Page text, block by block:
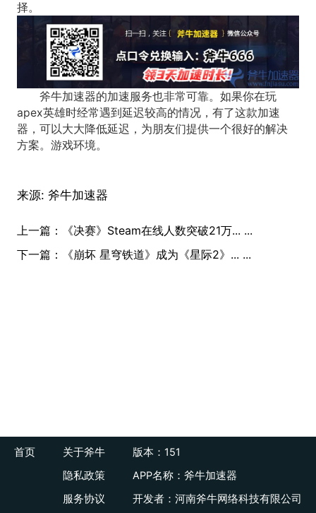
择。
斧牛加速器的加速服务也非常可靠。如果你在玩
apex英雄时经常遇到延迟较高的情况，有了这款加速
器，可以大大降低延迟，为朋友们提供一个很好的解决
方案。游戏环境。
来源: 斧牛加速器
上一篇：
《决赛》Steam在线人数突破21万... ...
下一篇：
《崩坏 星穹铁道》成为《星际2》... ...
首页
关于斧牛
隐私政策
服务协议
版本：151
APP名称：斧牛加速器
开发者：河南斧牛网络科技有限公司